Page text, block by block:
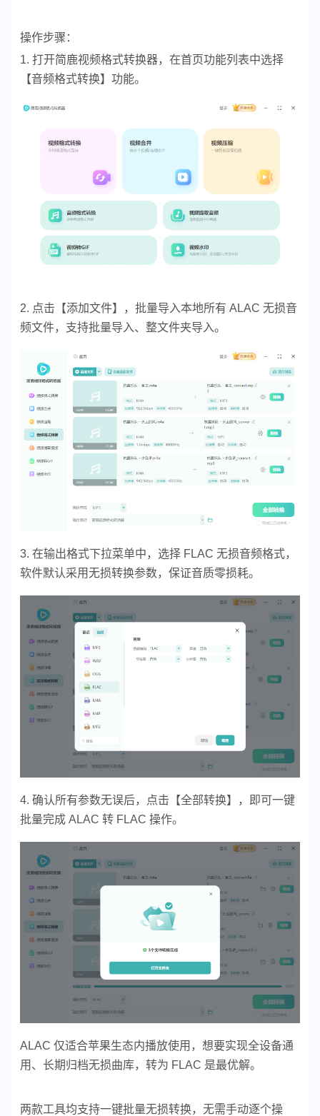
操作步骤：
1. 打开简鹿视频格式转换器，在首页功能列表中选择
【音频格式转换】功能。
2. 点击【添加文件】，批量导入本地所有 ALAC 无损音
频文件，支持批量导入、整文件夹导入。
3. 在输出格式下拉菜单中，选择 FLAC 无损音频格式，
软件默认采用无损转换参数，保证音质零损耗。
4. 确认所有参数无误后，点击【全部转换】，即可一键
批量完成 ALAC 转 FLAC 操作。
ALAC 仅适合苹果生态内播放使用，想要实现全设备通
用、长期归档无损曲库，转为 FLAC 是最优解。
两款工具均支持一键批量无损转换，无需手动逐个操